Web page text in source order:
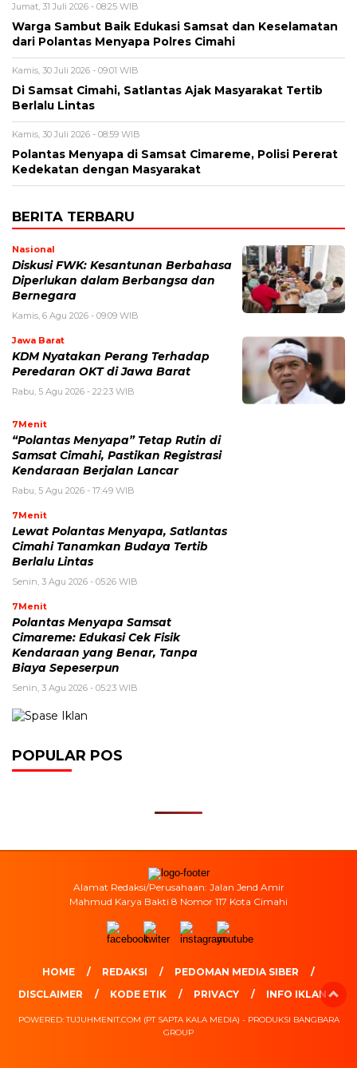
Jumat, 31 Juli 2026 - 08:25 WIB
Warga Sambut Baik Edukasi Samsat dan Keselamatan
dari Polantas Menyapa Polres Cimahi
Kamis, 30 Juli 2026 - 09:01 WIB
Di Samsat Cimahi, Satlantas Ajak Masyarakat Tertib
Berlalu Lintas
Kamis, 30 Juli 2026 - 08:59 WIB
Polantas Menyapa di Samsat Cimareme, Polisi Pererat
Kedekatan dengan Masyarakat
BERITA TERBARU
Nasional
Diskusi FWK: Kesantunan Berbahasa
Diperlukan dalam Berbangsa dan
Bernegara
Kamis, 6 Agu 2026 - 09:09 WIB
Jawa Barat
KDM Nyatakan Perang Terhadap
Peredaran OKT di Jawa Barat
Rabu, 5 Agu 2026 - 22:23 WIB
7Menit
“Polantas Menyapa” Tetap Rutin di
Samsat Cimahi, Pastikan Registrasi
Kendaraan Berjalan Lancar
Rabu, 5 Agu 2026 - 17:49 WIB
7Menit
Lewat Polantas Menyapa, Satlantas
Cimahi Tanamkan Budaya Tertib
Berlalu Lintas
Senin, 3 Agu 2026 - 05:26 WIB
7Menit
Polantas Menyapa Samsat
Cimareme: Edukasi Cek Fisik
Kendaraan yang Benar, Tanpa
Biaya Sepeserpun
Senin, 3 Agu 2026 - 05:23 WIB
POPULAR POS
Alamat Redaksi/Perusahaan: Jalan Jend Amir
Mahmud Karya Bakti 8 Nomor 117 Kota Cimahi
HOME REDAKSI
PEDOMAN MEDIA SIBER
DISCLAIMER
KODE ETIK PRIVACY INFO IKLAN
POWERED: TUJUHMENIT.COM (PT SAPTA KALA MEDIA) - PRODUKSI BANGBARA
GROUP